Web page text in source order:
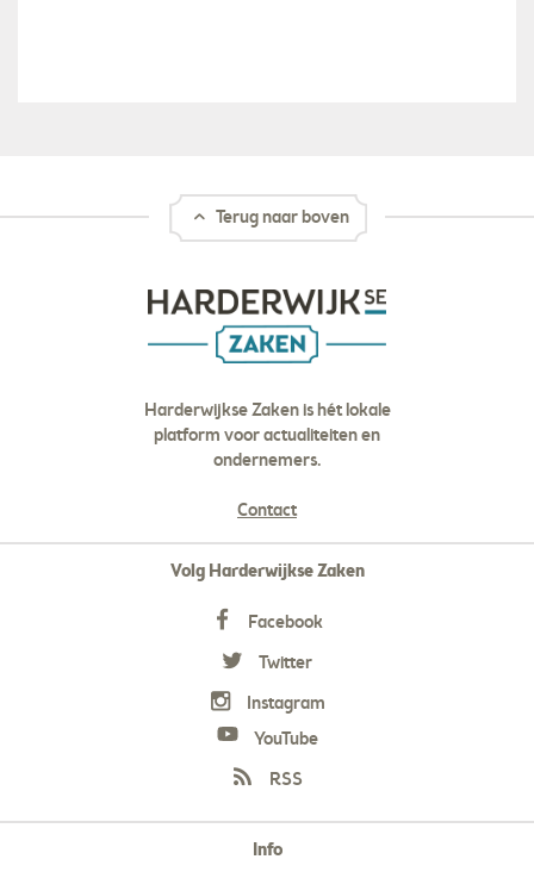
Terug naar boven
Harderwijkse Zaken is hét lokale
platform voor actualiteiten en
ondernemers.
Contact
Volg Harderwijkse Zaken
Facebook
Twitter
Instagram
YouTube
RSS
Info